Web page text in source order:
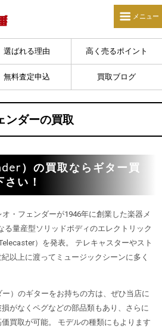
選ばれる理由 高く売るポイント
無料査定申込 買取ブログ
ンダーの買取
）の買取ならギター買
い！
・フェンダーが1946年に創業した楽器メ
る量産型ソリッドボディのエレクトリック
）を発表。 テレキャスターやスト
以上に渡ってミュージックシーンに多く
）のギターをお持ちの方は、ぜひ当店に
がなくペグなどの部品類もあり、さらに
買取が可能。 モデルの種類にもよります